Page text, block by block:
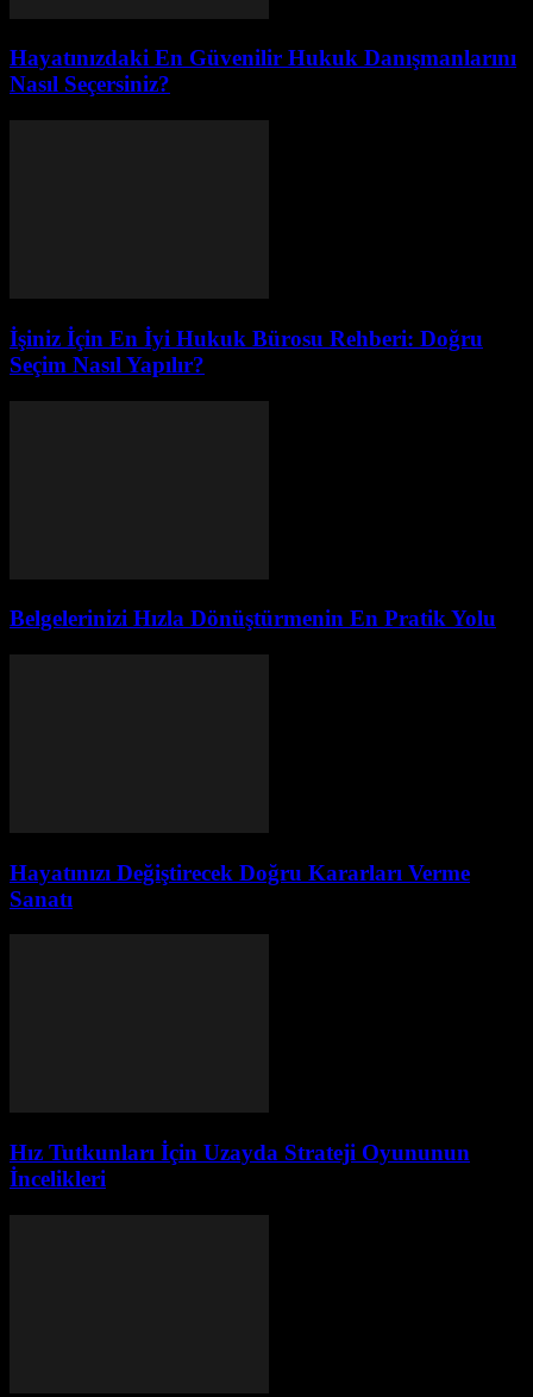
Hayatınızdaki En Güvenilir Hukuk Danışmanlarını
Nasıl Seçersiniz?
İşiniz İçin En İyi Hukuk Bürosu Rehberi: Doğru
Seçim Nasıl Yapılır?
Belgelerinizi Hızla Dönüştürmenin En Pratik Yolu
Hayatınızı Değiştirecek Doğru Kararları Verme
Sanatı
Hız Tutkunları İçin Uzayda Strateji Oyununun
İncelikleri